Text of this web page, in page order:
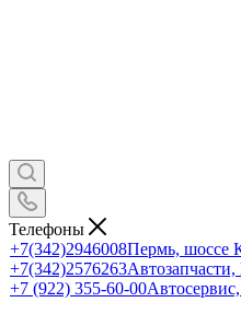
Телефоны
+7(342)2946008Пермь, шоссе
+7(342)2576263
+7 (922) 355-60-00